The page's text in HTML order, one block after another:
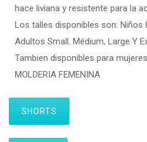
hace liviana y resistente para la
Los talles disponibles son: Niños
Adultos Small. Médium, Large Y
Tambien disponibles para
MOLDERIA FEMENINA
SHORTS